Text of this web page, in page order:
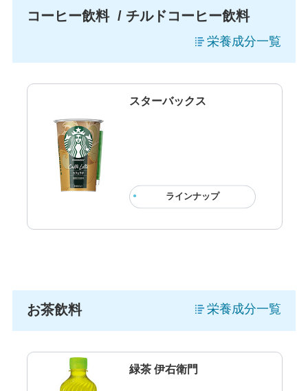
コーヒー飲料 / チルドコーヒー飲料
栄養成分一覧
スターバックス
ラインナップ
お茶飲料 栄養成分一覧
緑茶 伊右衛門